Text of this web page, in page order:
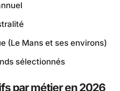
(Le Mans et ses environs)
sélectionnés
par métier en 2026